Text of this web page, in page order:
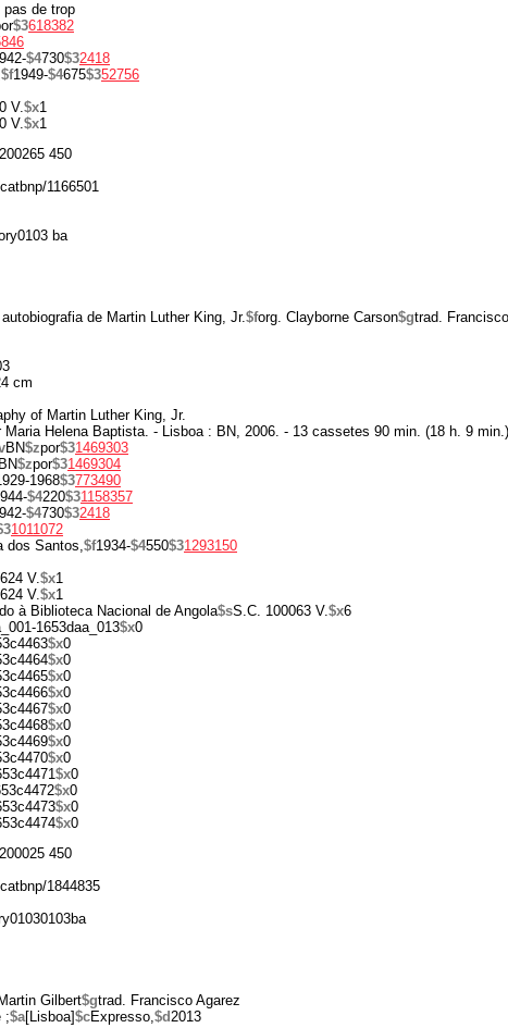
de trop
$3618382
$4730$32418
$f1949-$4675$352756
V.$x1
V.$x1
450
1166501
ba
de Martin Luther King, Jr.$forg. Clayborne Carson$gtrad. Francisco
cm
of Martin Luther King, Jr.
Maria Helena Baptista. - Lisboa : BN, 2006. - 13 cassetes 90 min. (18 h. 9 min.)
BN$zpor$31469303
BN$zpor$31469304
1968$3773490
$4220$31158357
$4730$32418
1011072
dos Santos,$f1934-$4550$31293150
V.$x1
V.$x1
à Biblioteca Nacional de Angola$sS.C. 100063 V.$x6
1653daa_013$x0
$x0
$x0
$x0
$x0
$x0
$x0
$x0
$x0
$x0
$x0
$x0
$x0
450
1844835
Gilbert$gtrad. Francisco Agarez
;$a[Lisboa]$cExpresso,$d2013